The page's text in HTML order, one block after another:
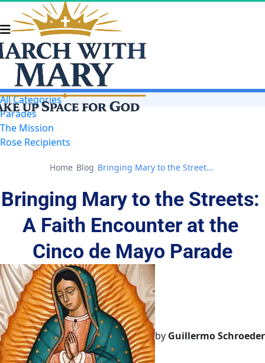
All Categories
Parades
The Mission
Rose Recipients
Home Blog Bringing Mary to the Streets: A Faith Encounter at the Cinco de Mayo Parade
Bringing Mary to the Streets:
A Faith Encounter at the
Cinco de Mayo Parade
by Guillermo Schroeder